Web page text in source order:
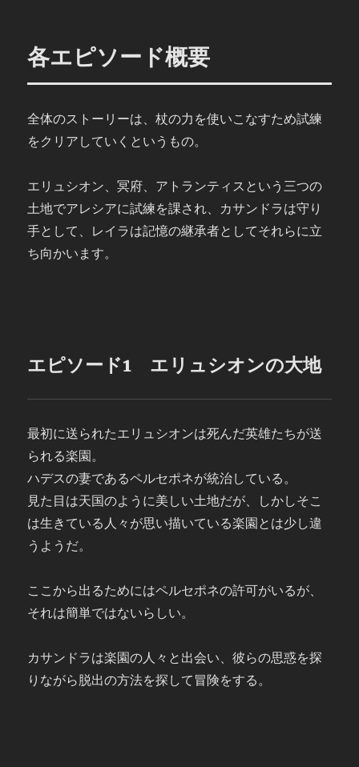
各エピソード概要
全体のストーリーは、杖の力を使いこなすため試練
をクリアしていくというもの。
エリュシオン、冥府、アトランティスという三つの
土地でアレシアに試練を課され、カサンドラは守り
手として、レイラは記憶の継承者としてそれらに立
ち向かいます。
エピソード1 エリュシオンの大地
最初に送られたエリュシオンは死んだ英雄たちが送
られる楽園。
ハデスの妻であるペルセポネが統治している。
見た目は天国のように美しい土地だが、しかしそこ
は生きている人々が思い描いている楽園とは少し違
うようだ。
ここから出るためにはペルセポネの許可がいるが、
それは簡単ではないらしい。
カサンドラは楽園の人々と出会い、彼らの思惑を探
りながら脱出の方法を探して冒険をする。